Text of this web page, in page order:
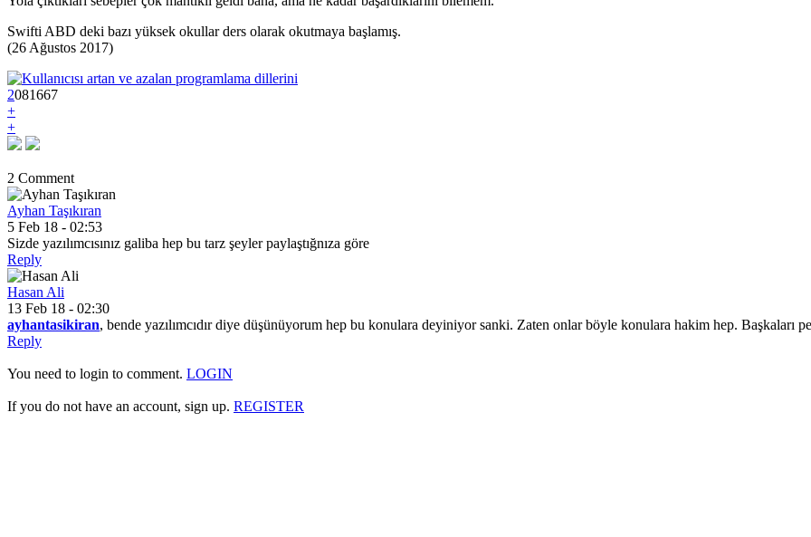
Swifti ABD deki bazı yüksek okullar ders olarak okutmaya başlamış.
(26 Ağustos 2017)
2081667
+
+
2 Comment
Ayhan Taşıkıran
5 Feb 18 - 02:53
Sizde yazılımcısınız galiba hep bu tarz şeyler paylaştığnıza göre
Reply
Hasan Ali
13 Feb 18 - 02:30
ayhantasikiran, bende yazılımcıdır diye düşünüyorum hep bu konulara deyiniyor sanki. Zaten onlar böyle konulara hakim hep. Başkaları
Reply
You need to login to comment. LOGIN
If you do not have an account, sign up. REGISTER